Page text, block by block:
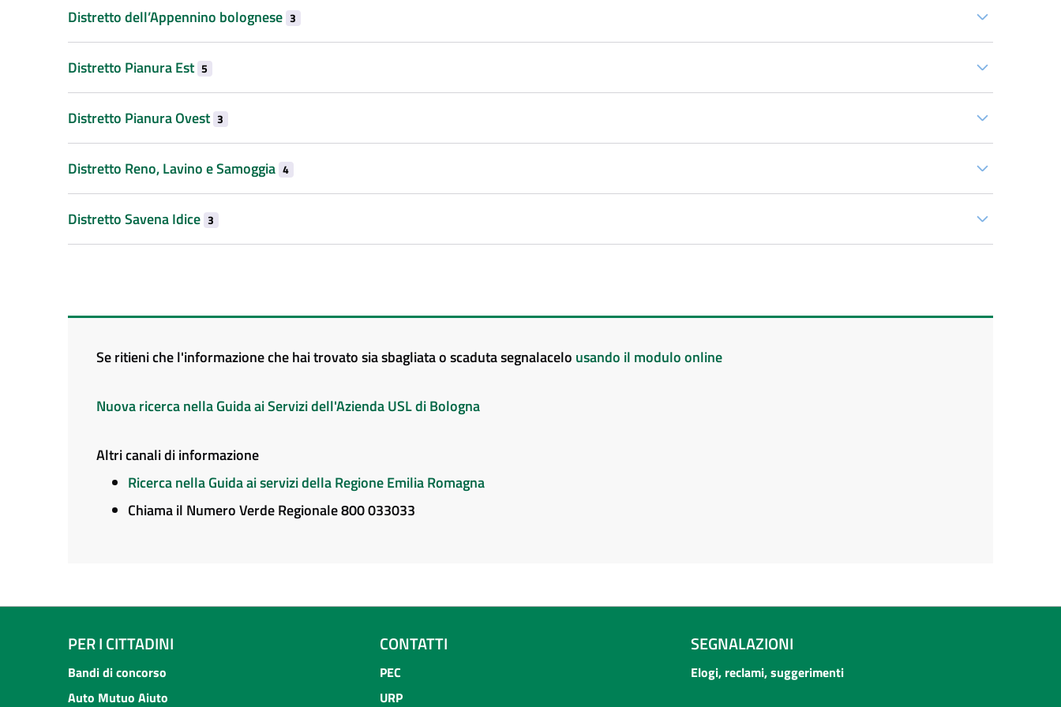
Distretto dell’Appennino bolognese 3
Distretto Pianura Est 5
Distretto Pianura Ovest 3
Distretto Reno, Lavino e Samoggia 4
Distretto Savena Idice 3
Se ritieni che l'informazione che hai trovato sia sbagliata o scaduta segnalacelo usando il modulo online
Nuova ricerca nella Guida ai Servizi dell'Azienda USL di Bologna
Altri canali di informazione
Ricerca nella Guida ai servizi della Regione Emilia Romagna
Chiama il Numero Verde Regionale 800 033033
PER I CITTADINI
Bandi di concorso
Auto Mutuo Aiuto
CONTATTI
PEC
URP
SEGNALAZIONI
Elogi, reclami, suggerimenti